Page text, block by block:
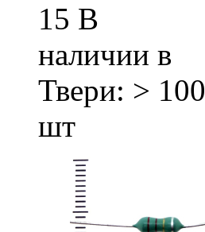
15 В
наличии в
Твери: > 100
шт